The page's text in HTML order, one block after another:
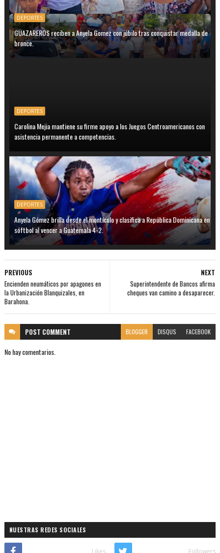
DEPORTES
GUAZAREROS reciben a Anyela Gomez con júbilo tras conquistar medalla de
bronce.
DEPORTES
Carolina Mejia mantiene su firme apoyo a los Juegos Centroamericanos con
asistencia permanente a competencias.
DEPORTES
Anyela Gómez brilla desde el montículo y clasifica a República Dominicana en
sóftbol al vencer a Guatemala 4-2.
NEXT
Superintendente de Bancos afirma
cheques van camino a desaparecer.
PREVIOUS
Encienden neumáticos por apagones en
la Urbanización Blanquizales, en
Barahona.
POST COMMENT BLOGGER DISQUS FACEBOOK
No hay comentarios.
NUESTRAS REDES SOCIALES
Likes Followers